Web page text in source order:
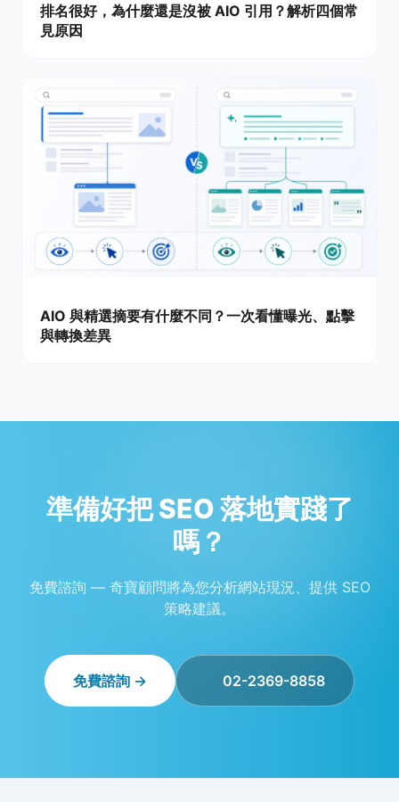
排名很好，為什麼還是沒被 AIO 引用？解析四個常
見原因
AIO 與精選摘要有什麼不同？一次看懂曝光、點擊
與轉換差異
準備好把 SEO 落地實踐了
嗎？
免費諮詢 — 奇寶顧問將為您分析網站現況、提供 SEO
策略建議。
免費諮詢 → 02-2369-8858